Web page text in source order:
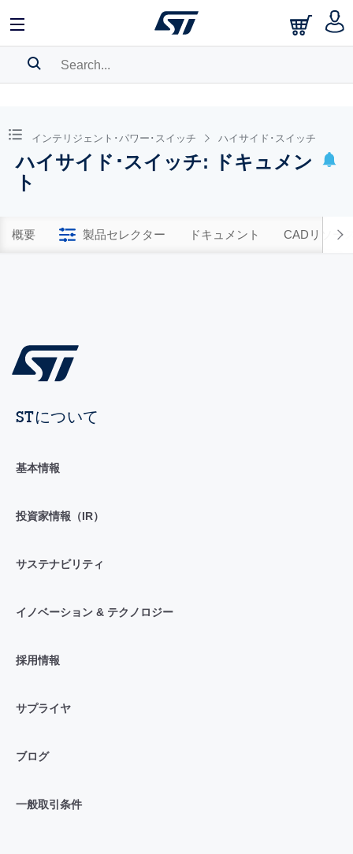
BOOKMARK
Pleaselog in to show your saved searches.
インテリジェント･パワー･スイッチ ハイサイド･スイッチ
ハイサイド･スイッチ: ドキュメン
ト
概要 製品セレクター ドキュメント CADリソー
STについて
基本情報
投資家情報（IR）
サステナビリティ
イノベーション & テクノロジー
採用情報
サプライヤ
ブログ
一般取引条件